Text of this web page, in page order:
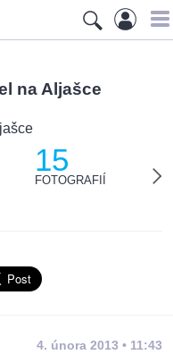
na Aljašce
15
FOTOGRAFIÍ
4. února 2013 • 11:43